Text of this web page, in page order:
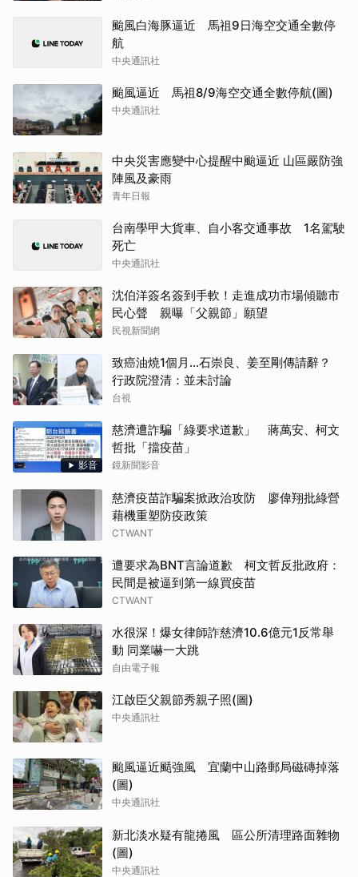
颱風白海豚逼近 馬祖9日海空交通全數停
航
中央通訊社
颱風逼近 馬祖8/9海空交通全數停航(圖)
中央通訊社
中央災害應變中心提醒中颱逼近 山區嚴防強
陣風及豪雨
青年日報
台南學甲大貨車、自小客交通事故 1名駕駛
死亡
中央通訊社
沈伯洋簽名簽到手軟！走進成功市場傾聽市
民心聲 親曝「父親節」願望
民視新聞網
致癌油燒1個月...石崇良、姜至剛傳請辭？
行政院澄清：並未討論
台視
影音
慈濟遭詐騙「綠要求道歉」 蔣萬安、柯文
哲批「擋疫苗」
鏡新聞影音
慈濟疫苗詐騙案掀政治攻防 廖偉翔批綠營
藉機重塑防疫政策
CTWANT
遭要求為BNT言論道歉 柯文哲反批政府：
民間是被逼到第一線買疫苗
CTWANT
水很深！爆女律師詐慈濟10.6億元1反常舉
動 同業嚇一大跳
自由電子報
江啟臣父親節秀親子照(圖)
中央通訊社
颱風逼近颳強風 宜蘭中山路郵局磁磚掉落
(圖)
中央通訊社
新北淡水疑有龍捲風 區公所清理路面雜物
(圖)
中央通訊社